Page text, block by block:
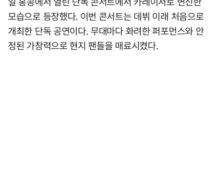
모습으로 등장했다. 이번 콘서트는 데뷔 이래 처음으로
개최한 단독 공연이다. 무대마다 화려한 퍼포먼스와 안
정된 가창력으로 현지 팬들을 매료시켰다.